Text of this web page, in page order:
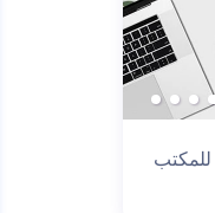
للمكتب